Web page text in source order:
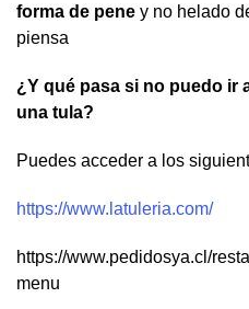
forma de pene y no helado
piensa
¿Y qué pasa si no puedo ir
una tula?
Puedes acceder a los
https://www.latuleria.com/
https://www.pedidosya.cl/
menu